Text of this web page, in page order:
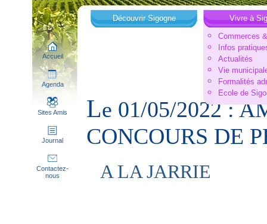
Accueil
Agenda
Sites Amis
Journal
Contactez-
nous
Découvrir Sigogne
Vivre à
Commerces
Infos
Actualités
Vie
Formalités
Ecole de
Le 01/05/2022 :
CONCOURS DE
A LA JARRIE